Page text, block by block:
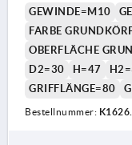
GEWINDE=M10
FARBE
OBERFLÄCHE
D2=30
H=47
GRIFFLÄNGE=80
Bestellnummer: